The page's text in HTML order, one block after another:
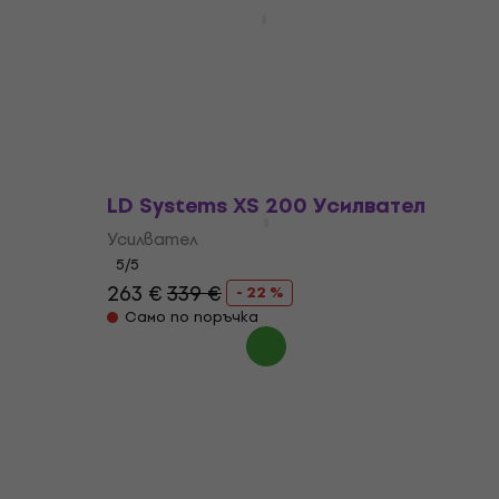
LD Systems XS 200 Усилвател
Усилвател
5/5
263 €339 €
- 22 %
Само по поръчка